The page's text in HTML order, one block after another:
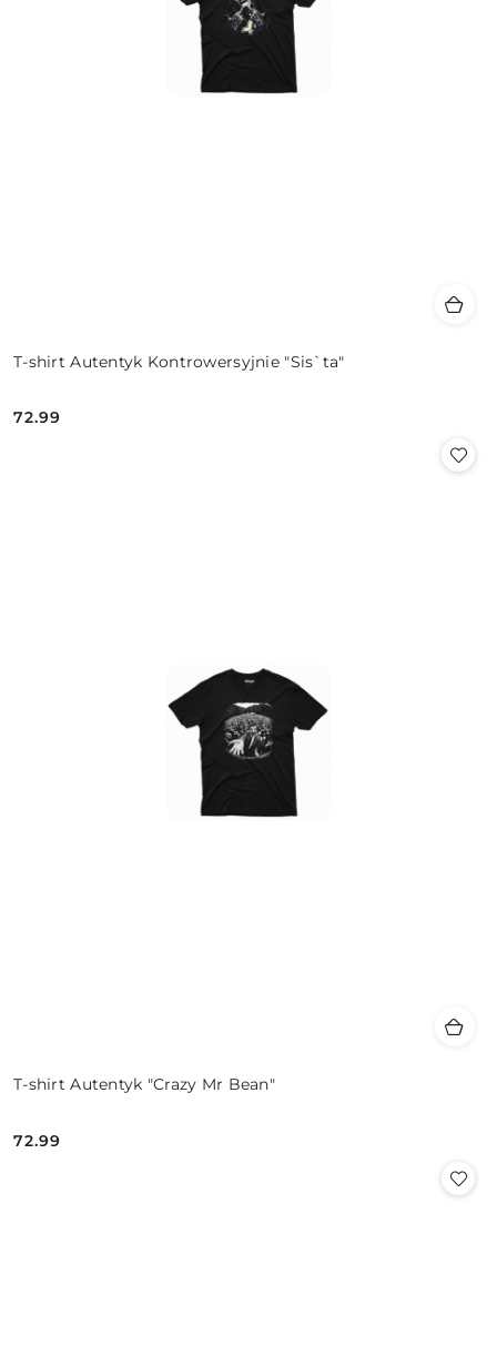
T-shirt Autentyk Kontrowersyjnie "Sis`ta"
Cena:
72.99
T-shirt Autentyk "Crazy Mr Bean"
Cena:
72.99